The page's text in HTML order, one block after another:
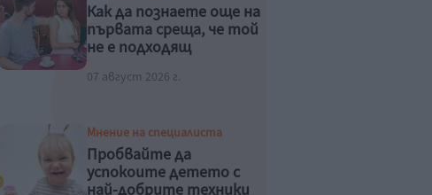
Как да познаете още на
първата среща, че той
не е подходящ
07 август 2026 г.
Мнение на специалиста
Пробвайте да
успокоите детето с
най-добрите техники